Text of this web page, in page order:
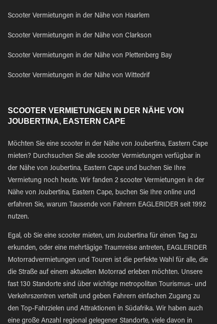
Scooter Vermietungen in der Nähe von Haarlem
Scooter Vermietungen in der Nähe von Clarkson
Scooter Vermietungen in der Nähe von Plettenberg Bay
Scooter Vermietungen in der Nähe von Wittedrif
SCOOTER VERMIETUNGEN IN DER NÄHE VON
JOUBERTINA, EASTERN CAPE
Möchten Sie eine scooter in der Nähe von Joubertina, Eastern Cape
mieten? Durchsuchen Sie alle scooter Vermietungen verfügbar in
der Nähe von Joubertina, Eastern Cape und buchen Sie Ihre
Vermietung noch heute. Wir fanden 2 scooter Vermietungen in der
Nähe von Joubertina, Eastern Cape, buchen Sie Ihre online und
erfahren Sie, warum Tausende von Fahrern EAGLERIDER seit 1992
nutzen.
Egal, ob Sie eine scooter mieten, um Joubertina für einen Tag zu
erkunden, oder eine mehrtägige Traumreise antreten, EAGLERIDER
Motorradvermietungen und Touren ist die perfekte Wahl für alle, die
die Straße auf einem aktuellen Motorrad erleben möchten. Unsere
fast 130 Standorte sind über wichtige metropolitan Tourismus- und
Verkehrszentren verteilt und geben Fahrern einfachen Zugang zu
den Top-Fahrzielen und Attraktionen in Südafrika. Wir haben auch
eine große Anzahl regional gelegener Standorte, viele davon in